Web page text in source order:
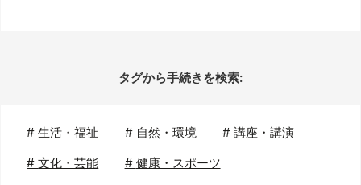
タグから手続きを検索:
#生活・福祉 # 自然・環境 # 講座・講演
#文化・芸能 # 健康・スポーツ